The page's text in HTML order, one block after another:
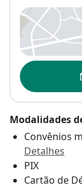
Modalidades
Convênios
Detalhes
PIX
Cartão de